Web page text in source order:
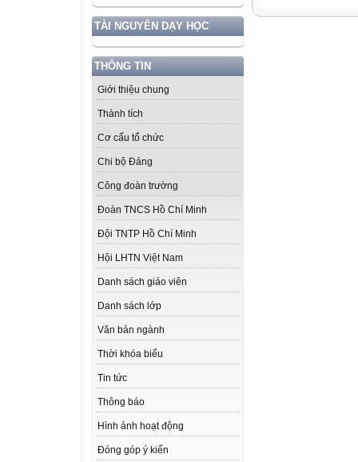
TÀI NGUYÊN DẠY HỌC
THÔNG TIN
Giới thiệu chung
Thành tích
Cơ cấu tổ chức
Chi bộ Đảng
Công đoàn trường
Đoàn TNCS Hồ Chí Minh
Đội TNTP Hồ Chí Minh
Hội LHTN Việt Nam
Danh sách giáo viên
Danh sách lớp
Văn bản ngành
Thời khóa biểu
Tin tức
Thông báo
Hình ảnh hoạt động
Đóng góp ý kiến